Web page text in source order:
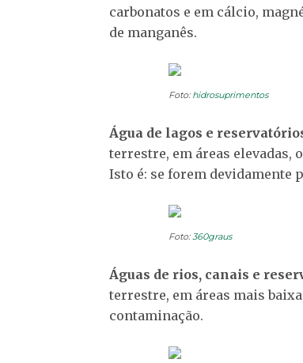
carbonatos e em cálcio,
de manganês.
Foto: hidrosuprimentos
Água de lagos e
terrestre, em áreas elevadas,
Isto é: se forem devidamente
Foto:360graus
Águas de rios, canais e
terrestre, em áreas mais
contaminação.